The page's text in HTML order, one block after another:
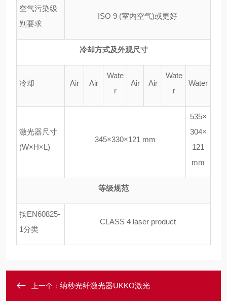
空气污染级
别要求
ISO 9 (室内空气)或更好
冷却方式及外观尺寸
冷却 Air Air
Wate
r
Air Air
Wate
r
Water
激光器尺寸
(W×H×L)
345×330×121 mm
535×
304×
121
mm
等级规范
按EN60825-
1分类
CLASS 4 laser product
上一个： 纳秒光纤激光器UKKO激光